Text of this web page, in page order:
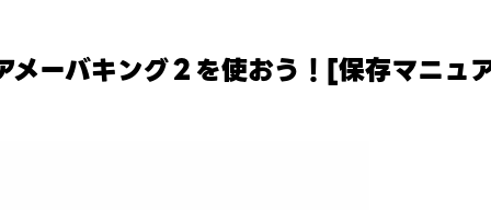
ーバキング２を使おう！[保存マニュ